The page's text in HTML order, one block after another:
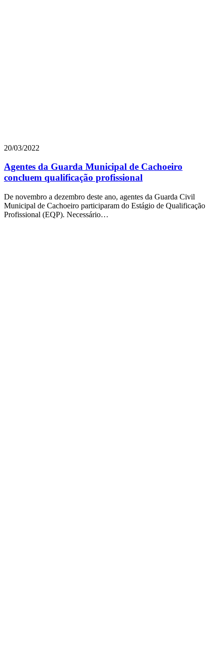
20/03/2022
Agentes da Guarda Municipal de Cachoeiro
concluem qualificação profissional
De novembro a dezembro deste ano, agentes da Guarda Civil
Municipal de Cachoeiro participaram do Estágio de Qualificação
Profissional (EQP). Necessário…